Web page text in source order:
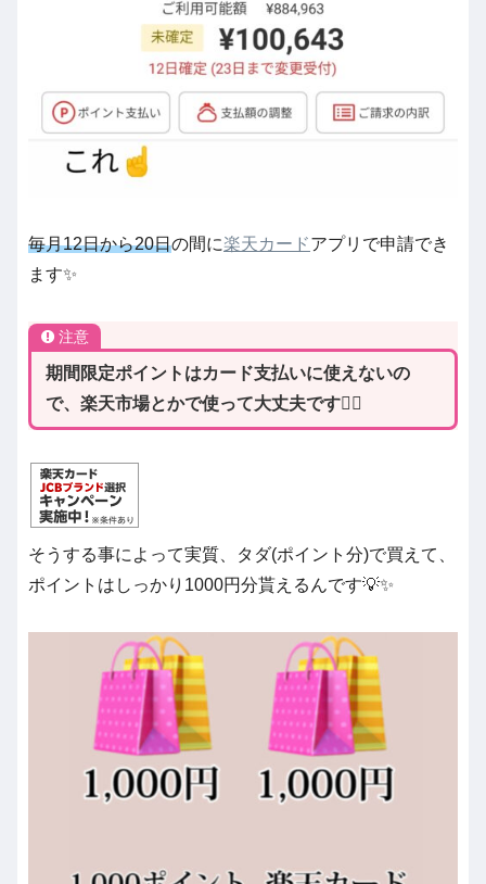
毎月12日から20日の間に楽天カードアプリで申請でき
ます✨
注意
期間限定ポイントはカード支払いに使えないの
で、楽天市場とかで使って大丈夫です🙆‍♀️
そうする事によって実質、タダ(ポイント分)で買えて、
ポイントはしっかり1000円分貰えるんです💡✨